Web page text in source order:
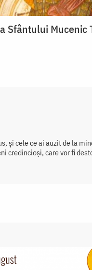
Sfântului Mucenic
şi cele ce ai auzit de la
credincioşi, care vor fi